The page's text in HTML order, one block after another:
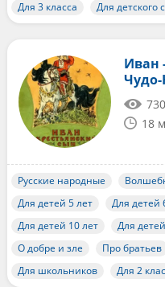
Для 3 класса
Для детского
Иван
18
Русские народные
Для детей 5 лет
Для детей
Для детей 10 лет
Для
О добре и зле
Про братьев
Для школьников
Для 2